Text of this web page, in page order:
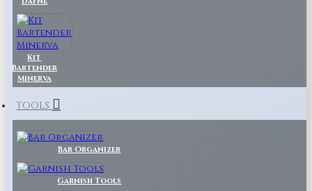
Kit
Bartender
Minerva
TOOLS
Bar Organizer
Garnish Tools